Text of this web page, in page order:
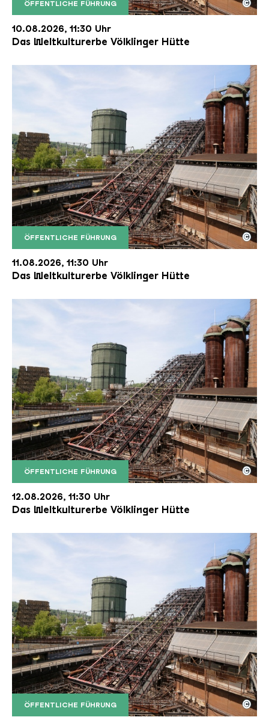
ÖFFENTLICHE FÜHRUNG
Der Erzschrägaufzug der Völklinger Hütte mit
Copyright: Weltkulturerbe Völklinger Hütte | Karl
©
10.08.2026, 11:30 Uhr
Das Weltkulturerbe Völklinger Hütte
ÖFFENTLICHE FÜHRUNG
Der Erzschrägaufzug der Völklinger Hütte mit
Copyright: Weltkulturerbe Völklinger Hütte | Karl
©
11.08.2026, 11:30 Uhr
Das Weltkulturerbe Völklinger Hütte
ÖFFENTLICHE FÜHRUNG
Der Erzschrägaufzug der Völklinger Hütte mit
Copyright: Weltkulturerbe Völklinger Hütte | Karl
©
12.08.2026, 11:30 Uhr
Das Weltkulturerbe Völklinger Hütte
ÖFFENTLICHE FÜHRUNG
Der Erzschrägaufzug der Völklinger Hütte mit
Copyright: Weltkulturerbe Völklinger Hütte | Karl
©